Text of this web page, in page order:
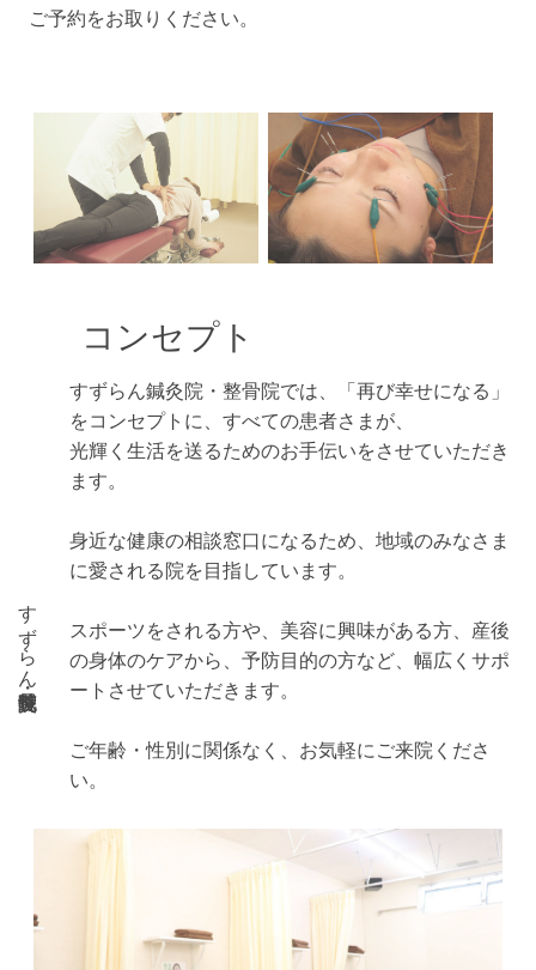
ご予約をお取りください。
すずらん鍼灸院・整骨院
コンセプト
すずらん鍼灸院・整骨院では、「再び幸せになる」
をコンセプトに、すべての患者さまが、
光輝く生活を送るためのお手伝いをさせていただき
ます。
身近な健康の相談窓口になるため、地域のみなさま
に愛される院を目指しています。
スポーツをされる方や、美容に興味がある方、産後
の身体のケアから、予防目的の方など、幅広くサポ
ートさせていただきます。
ご年齢・性別に関係なく、お気軽にご来院くださ
い。